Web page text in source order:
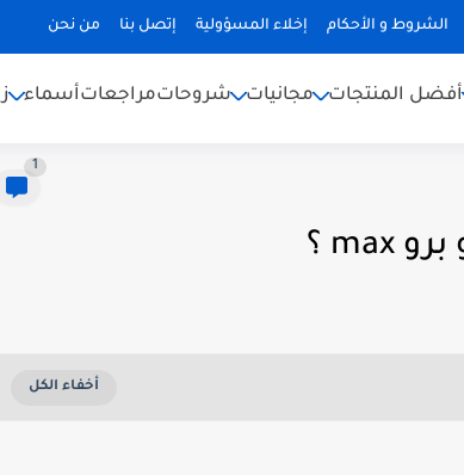
الشروط و الأحكام إخلاء المسؤولية إتصل بنا من نحن
أفضل المنتجات مجانيات شروحاتمراجعاتأسماء
1